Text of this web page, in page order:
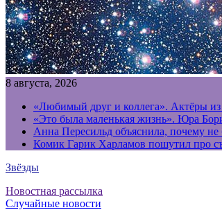
8 августа, 2026
«Любимый друг и коллега». Актёры
«Это была маленькая жизнь». Юра
Анна Пересильд объяснила, почему не
Комик Гарик Харламов пошутил про
Звёзды
Новостная рассылка
Случайные новости